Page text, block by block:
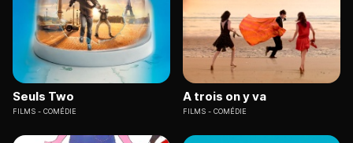
Seuls Two
FILMS COMÉDIE
A trois on y va
FILMS COMÉDIE